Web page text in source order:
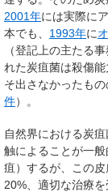
2001年には実際に
本でも、 1993年に
（登記上の主たる
れた炭疽菌は殺傷
そ出さなかったも
件）。
自然界における炭
触によることが一
疽）するが、この
20%、適切な治療